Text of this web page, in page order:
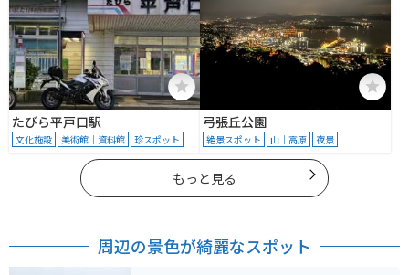
たびら平戸口駅
文化施設 美術館｜資料館 珍スポット
弓張丘公園
絶景スポット 山｜高原 夜景
もっと見る
周辺の景色が綺麗なスポット